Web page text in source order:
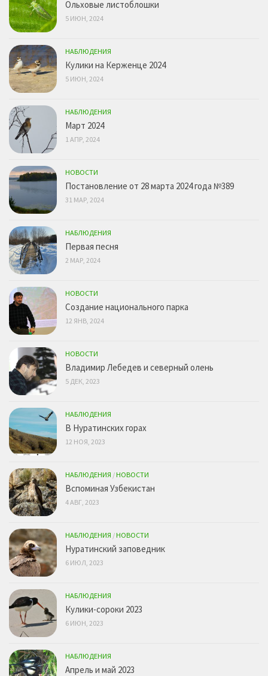
Ольховые листоблошки
5 ИЮН, 2024
НАБЛЮДЕНИЯ
Кулики на Керженце 2024
5 ИЮН, 2024
НАБЛЮДЕНИЯ
Март 2024
1 АПР, 2024
НОВОСТИ
Постановление от 28 марта 2024 года №389
31 МАР, 2024
НАБЛЮДЕНИЯ
Первая песня
2 МАР, 2024
НОВОСТИ
Создание национального парка
12 ЯНВ, 2024
НОВОСТИ
Владимир Лебедев и северный олень
5 ДЕК, 2023
НАБЛЮДЕНИЯ
В Нуратинских горах
12 НОЯ, 2023
НАБЛЮДЕНИЯ /НОВОСТИ
Вспоминая Узбекистан
4 АВГ, 2023
НАБЛЮДЕНИЯ /НОВОСТИ
Нуратинский заповедник
6 ИЮЛ, 2023
НАБЛЮДЕНИЯ
Кулики-сороки 2023
6 ИЮН, 2023
НАБЛЮДЕНИЯ
Апрель и май 2023